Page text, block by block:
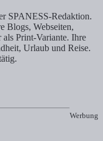
SPANESS-Redaktion.
Blogs, Webseiten,
als Print-Variante. Ihre
Urlaub und Reise.
Werbung